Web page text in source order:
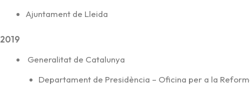
Ajuntament de Lleida
2019
Generalitat de Catalunya
Departament de Presidència – Oficina per a la